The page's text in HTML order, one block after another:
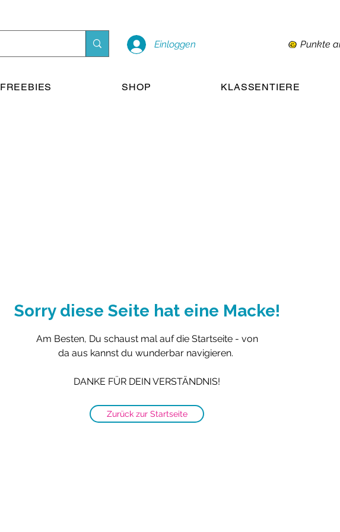
Einloggen
FREEBIES SHOP KLASSENTIERE
Sorry diese Seite hat eine Macke!
Am Besten, Du schaust mal auf die Startseite - von
da aus kannst du wunderbar navigieren.
DANKE FÜR DEIN VERSTÄNDNIS!
Zurück zur Startseite